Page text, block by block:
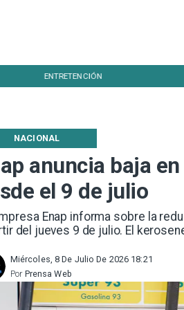
DEPORTES
anuncia baja
el 9 de julio
Enap informa sobre la
del jueves 9 de julio. El
NACIONAL
Miércoles, 8 De Julio De 2026 18:21
Prensa Web
Por